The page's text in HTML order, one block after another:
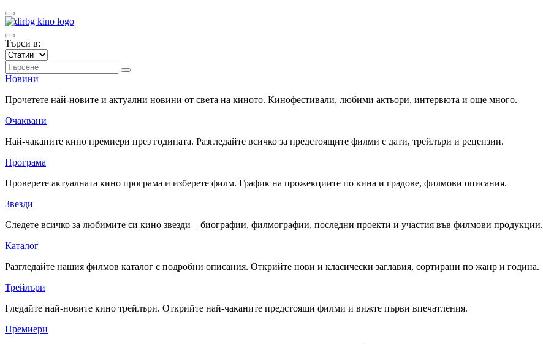
Търси в:
Новини
Прочетете най-новите и актуални новини от света на киното. Кинофестивали, любими актьори, интервюта и още много.
Очаквани
Най-чаканите кино премиери през годината. Разгледайте всичко за предстоящите филми с дати, трейлъри и рецензии.
Програма
Проверете актуалната кино програма и изберете филм. График на прожекциите по кина и градове, филмови описания.
Звезди
Следете всичко за любимите си кино звезди – биографии, филмографии, последни проекти и участия във филмови продукции.
Каталог
Разгледайте нашия филмов каталог с подробни описания. Открийте нови и класически заглавия, сортирани по жанр и година.
Трейлъри
Гледайте най-новите кино трейлъри. Открийте най-чаканите предстоящи филми и вижте първи впечатления.
Премиери